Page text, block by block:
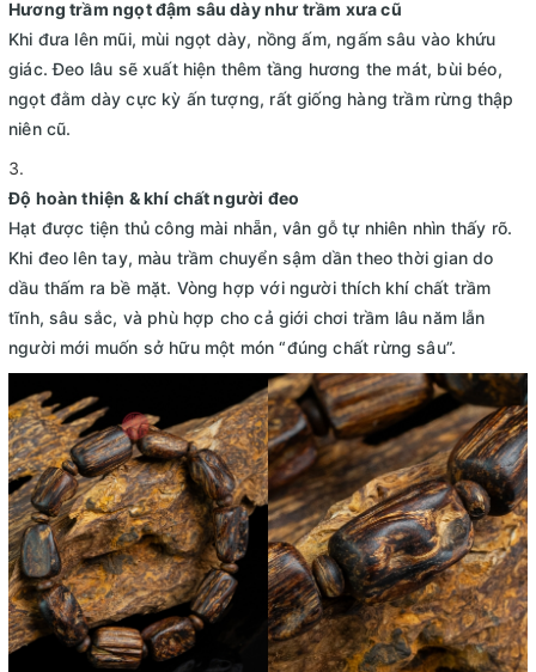
Hương trầm ngọt đậm sâu dày như trầm xưa cũ
Khi đưa lên mũi, mùi ngọt dày, nồng ấm, ngấm sâu vào khứu
giác. Đeo lâu sẽ xuất hiện thêm tầng hương the mát, bùi béo,
ngọt đằm dày cực kỳ ấn tượng, rất giống hàng trầm rừng thập
niên cũ.
Độ hoàn thiện & khí chất người đeo
Hạt được tiện thủ công mài nhẵn, vân gỗ tự nhiên nhìn thấy rõ.
Khi đeo lên tay, màu trầm chuyển sậm dần theo thời gian do
dầu thấm ra bề mặt. Vòng hợp với người thích khí chất trầm
tĩnh, sâu sắc, và phù hợp cho cả giới chơi trầm lâu năm lẫn
người mới muốn sở hữu một món “đúng chất rừng sâu”.